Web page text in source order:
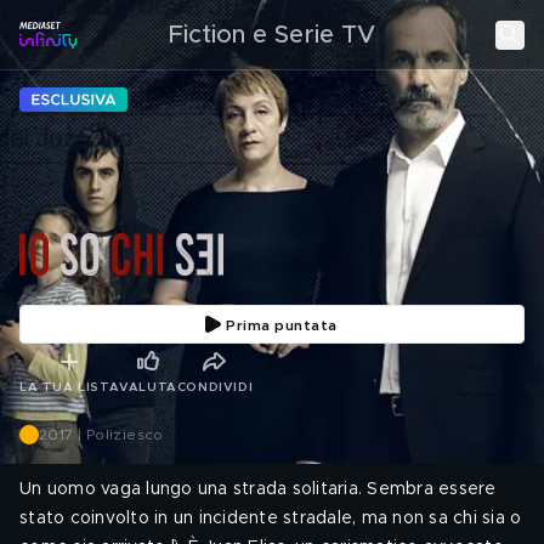
Fiction e Serie TV
Prima puntata
LA TUA LISTAVALUTA CONDIVIDI
2017 | Poliziesco
Un uomo vaga lungo una strada solitaria. Sembra essere
stato coinvolto in un incidente stradale, ma non sa chi sia o